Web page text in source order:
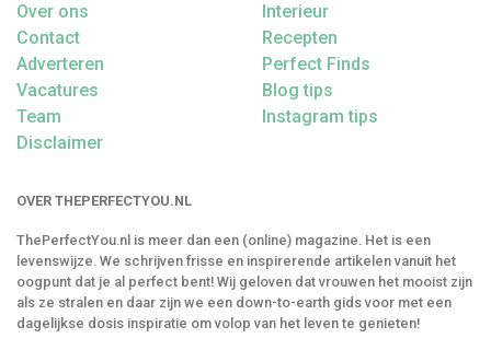
Over ons
Contact
Adverteren
Vacatures
Team
Disclaimer
Interieur
Recepten
Perfect Finds
Blog tips
Instagram tips
OVER THEPERFECTYOU.NL
ThePerfectYou.nl is meer dan een (online) magazine. Het is een
levenswijze. We schrijven frisse en inspirerende artikelen vanuit het
oogpunt dat je al perfect bent! Wij geloven dat vrouwen het mooist zijn
als ze stralen en daar zijn we een down-to-earth gids voor met een
dagelijkse dosis inspiratie om volop van het leven te genieten!